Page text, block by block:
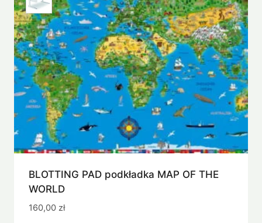
BLOTTING PAD podkładka MAP OF THE
WORLD
160,00 zł